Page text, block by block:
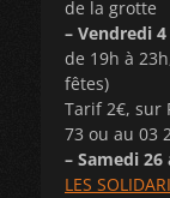
de la grotte
– Vendredi
de 19h à
fêtes)
Tarif 2€, sur
73 ou au 03
– Samedi
LES